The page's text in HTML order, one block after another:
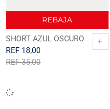
REBAJA
SHORT AZUL OSCURO
REF35,00
REF 18,00
+